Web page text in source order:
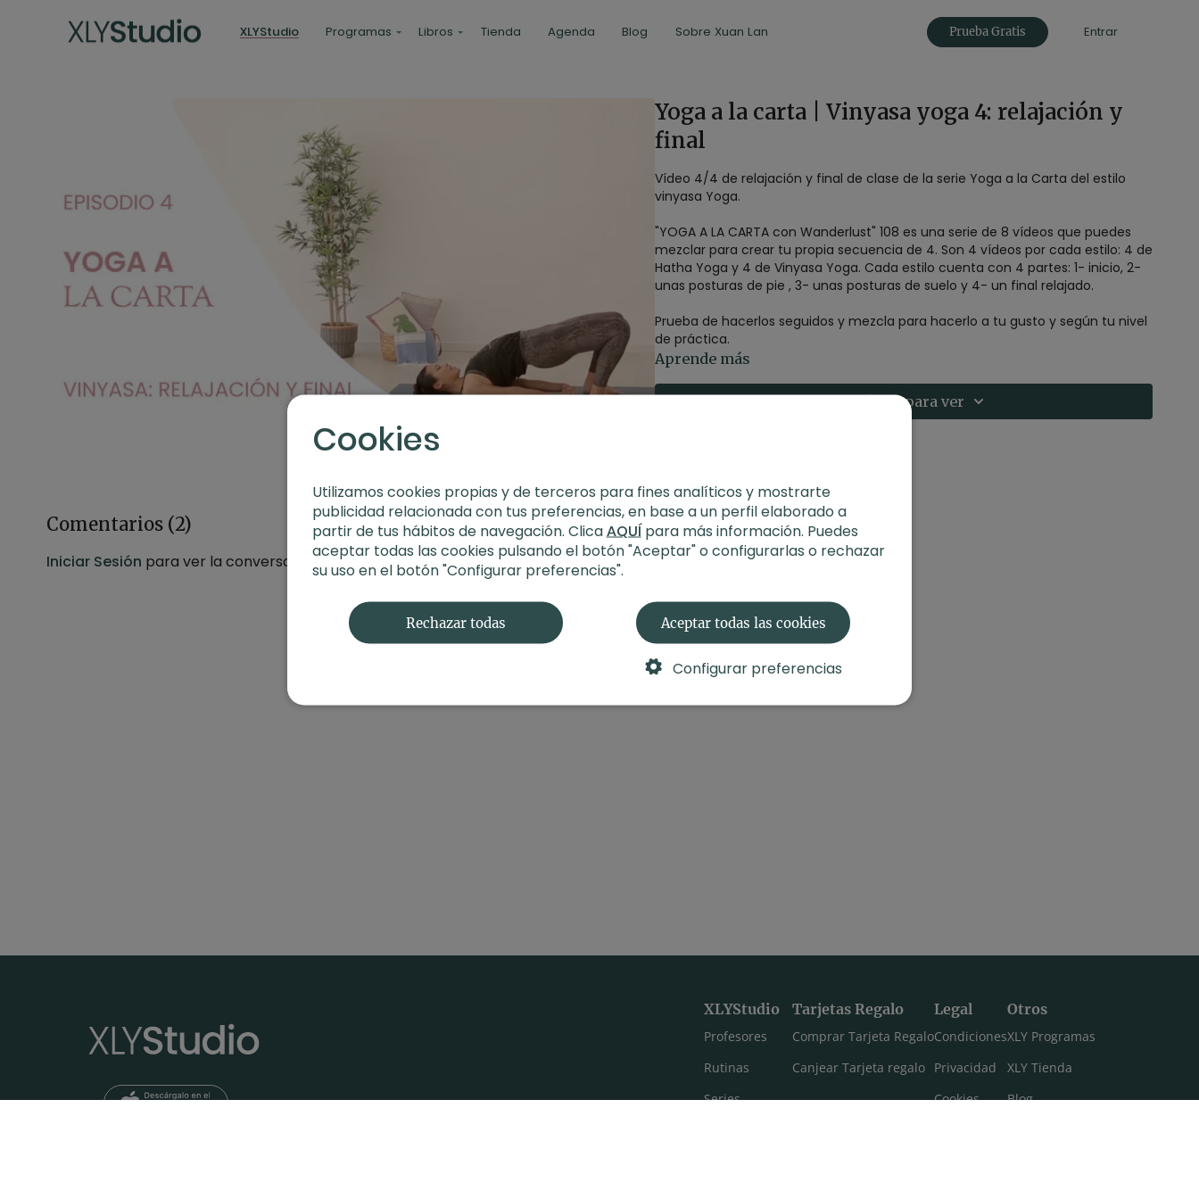
XLYStudio Programas Libros Tienda Agenda Blog Sobre Xuan Lan Prueba Gratis Entrar
Yoga a la carta | Vinyasa yoga 4: relajación y
final
Vídeo 4/4 de relajación y final de clase de la serie Yoga a la Carta del estilo
vinyasa Yoga.
"YOGA A LA CARTA con Wanderlust" 108 es una serie de 8 vídeos que puedes
mezclar para crear tu propia secuencia de 4. Son 4 vídeos por cada estilo: 4 de
Hatha Yoga y 4 de Vinyasa Yoga. Cada estilo cuenta con 4 partes: 1- inicio, 2-
unas posturas de pie , 3- unas posturas de suelo y 4- un final relajado.
Prueba de hacerlos seguidos y mezcla para hacerlo a tu gusto y según tu nivel
de práctica.
Aprende más
Suscríbete para ver
Comentarios (2)
Iniciar Sesión para ver la conversación
XLYStudio
Profesores
Rutinas
Series
Tarjetas Regalo
Comprar Tarjeta Regalo
Canjear Tarjeta regalo
Legal
Condiciones
Privacidad
Cookies
Otros
XLY Programas
XLY Tienda
Blog
Cookies
Utilizamos cookies propias y de terceros para fines analíticos y mostrarte
publicidad relacionada con tus preferencias, en base a un perfil elaborado a
partir de tus hábitos de navegación. ClicaAQUÍpara más información. Puedes
aceptar todas las cookies pulsando el botón "Aceptar" o configurarlas o rechazar
su uso en el botón "Configurar preferencias".
Rechazar todas Aceptar todas las cookies
Configurar preferencias